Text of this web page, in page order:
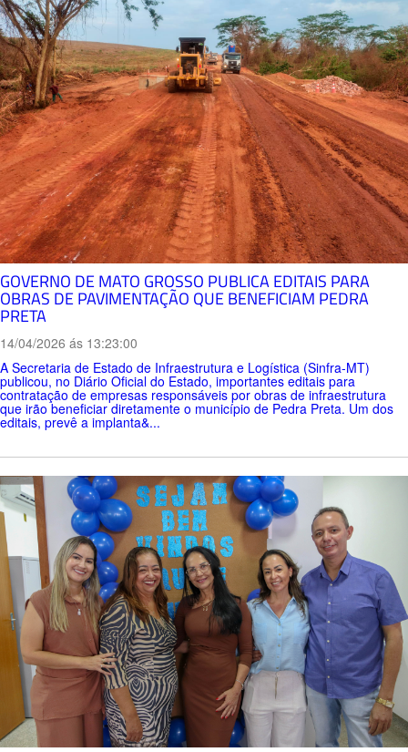
GOVERNO DE MATO GROSSO PUBLICA EDITAIS PARA
OBRAS DE PAVIMENTAÇÃO QUE BENEFICIAM PEDRA
PRETA
14/04/2026 ás 13:23:00
A Secretaria de Estado de Infraestrutura e Logística (Sinfra-MT)
publicou, no Diário Oficial do Estado, importantes editais para
contratação de empresas responsáveis por obras de infraestrutura
que irão beneficiar diretamente o município de Pedra Preta. Um dos
editais, prevê a implanta&...